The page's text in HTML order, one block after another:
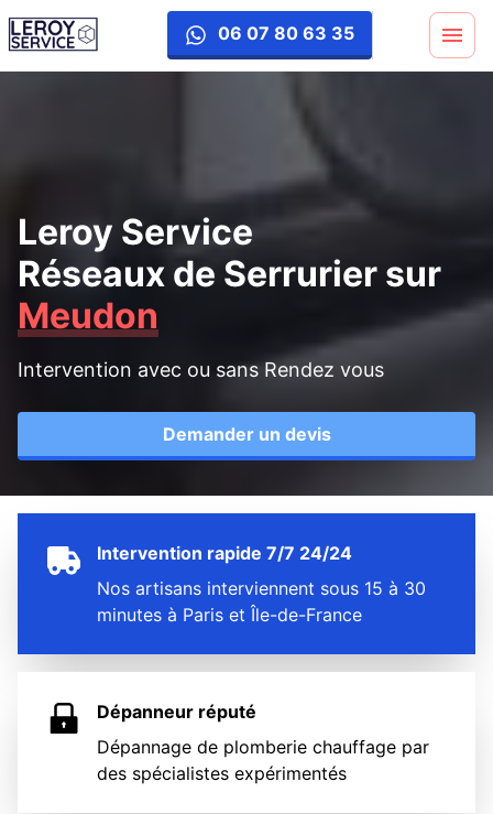
06 07 80 63 35
Leroy Service
Réseaux de Serrurier sur
Meudon
Intervention avec ou sans Rendez vous
Demander un devis
Intervention rapide 7/7 24/24
Nos artisans interviennent sous 15 à 30
minutes à Paris et Île-de-France
Dépanneur réputé
Dépannage de plomberie chauffage par
des spécialistes expérimentés